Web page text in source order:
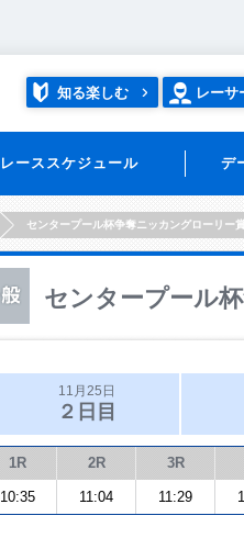
知る楽しむ レーサ
レーススケジュール デ
センタープール杯争奪ニッカングローリー
センタープール
11月25日
２日目
1R 2R 3R
10:35 11:04 11:29